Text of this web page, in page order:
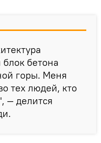
бетона
горы. Меня
тех людей, кто
— делится